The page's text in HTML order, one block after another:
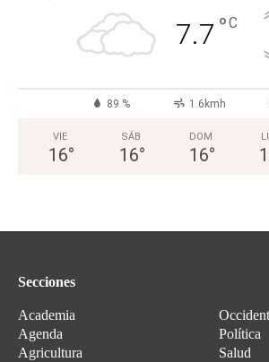
7.7 °C
89 % 1.6kmh
VIE
16°
SÁB
16°
DOM
16°
Secciones
Academia
Agenda
Agricultura
Política
Salud